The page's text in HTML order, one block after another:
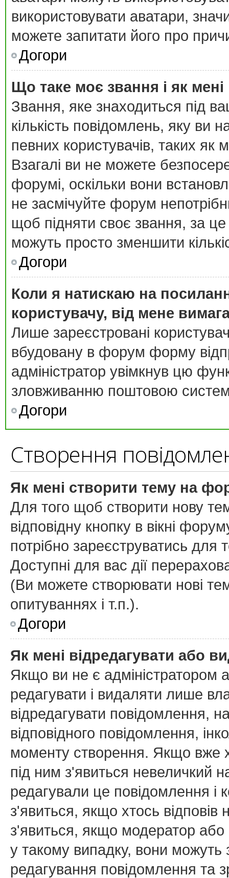
використовувати аватари,
можете запитати його про
Догори
Що таке моє звання і як мені
Звання, яке знаходиться під
кількість повідомлень, яку ви
певних користувачів, таких як
Взагалі ви не можете
форумі, оскільки вони
не засмічуйте форум
щоб підняти своє звання, за
можуть просто зменшити
Догори
Коли я натискаю на
користувачу, від мене
Лише зареєстровані
вбудовану в форум форму
адміністратор увімкнув цю
зловживанню поштовою
Догори
Створення
Як мені створити тему на
Для того щоб створити нову
відповідну кнопку в вікні
потрібно зареєструватись для
Доступні для вас дії
(Ви можете створювати нові
опитуваннях і т.п.).
Догори
Як мені відредагувати або
Якщо ви не є
редагувати і видаляти лише
відредагувати повідомлення,
відповідного повідомлення,
моменту створення. Якщо вже
під ним з'явиться невеличкий
редагували це повідомлення і
з'явиться, якщо хтось
з'явиться, якщо модератор або
у такому випадку, вони
редагування повідомлення та